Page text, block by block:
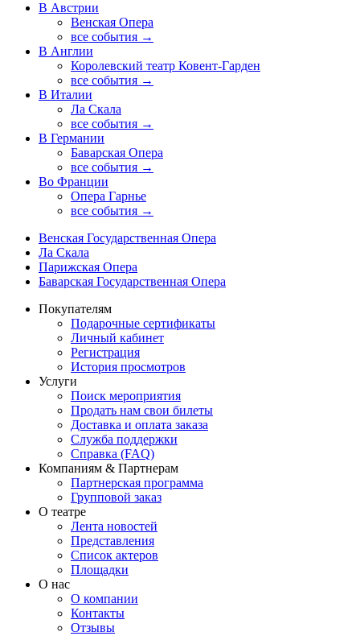
В Австрии
Венская Опера
все события →
В Англии
Королевский театр Ковент-Гарден
все события →
В Италии
Ла Скала
все события →
В Германии
Баварская Опера
все события →
Во Франции
Опера Гарнье
все события →
Венская Государственная Опера
Ла Скала
Парижская Опера
Баварская Государственная Опера
Покупателям
Подарочные сертификаты
Личный кабинет
Регистрация
История просмотров
Услуги
Поиск мероприятия
Продать нам свои билеты
Доставка и оплата заказа
Служба поддержки
Справка (FAQ)
Компаниям & Партнерам
Партнерская программа
Групповой заказ
О театре
Лента новостей
Представления
Список актеров
Площадки
О нас
О компании
Контакты
Отзывы